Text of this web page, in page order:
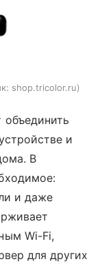
shop.tricolor.ru
и
В
и даже
Wi-Fi,
для других